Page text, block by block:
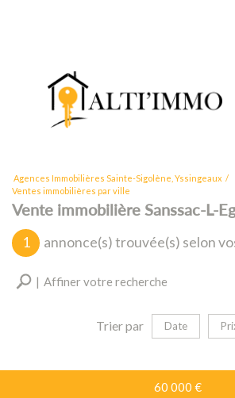
Agences Immobilières Sainte-Sigolène, Yssingeaux
Ventes immobilières par ville
Vente immobilière Sanssac-L-
1 annonce(s) trouvée(s) selon
Affiner votre recherche
Trier par Date
60 000 €